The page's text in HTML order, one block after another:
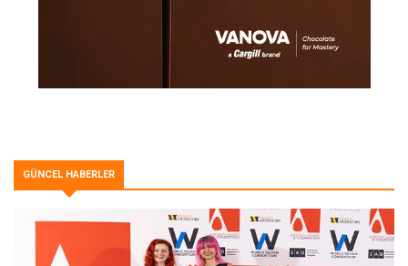
GÜNCEL HABERLER